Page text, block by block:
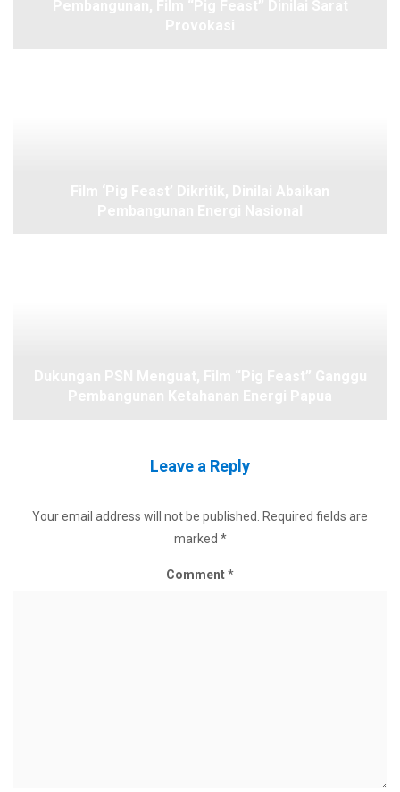
Leave a Reply
Your email address will not be published. Required fields are
marked *
Comment*